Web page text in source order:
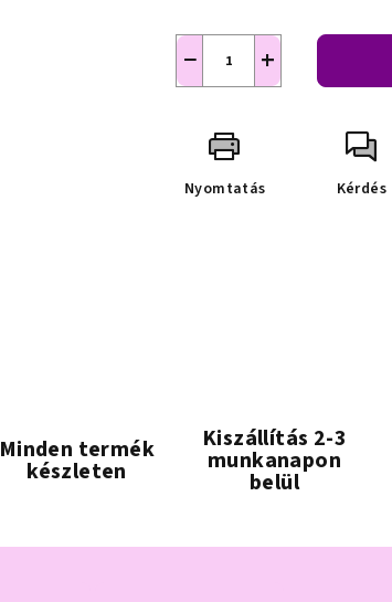
+
−
Nyomtatás Kérdés
Minden termék
készleten
Kiszállítás 2-3
munkanapon
belül